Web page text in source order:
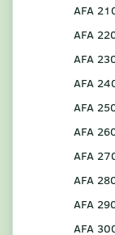
AFA
AFA
AFA
AFA
AFA
AFA
AFA
AFA
AFA
AFA